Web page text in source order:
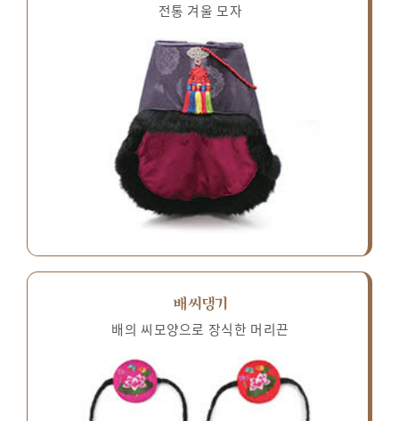
전통 겨울 모자
배씨댕기
배의 씨모양으로 장식한 머리끈